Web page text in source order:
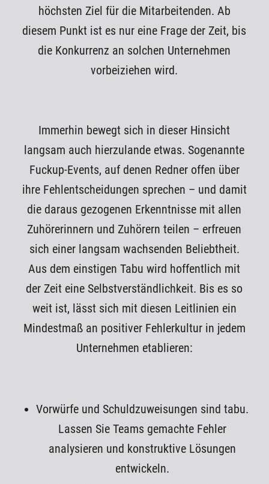
höchsten Ziel für die Mitarbeitenden. Ab
diesem Punkt ist es nur eine Frage der Zeit, bis
die Konkurrenz an solchen Unternehmen
vorbeiziehen wird.
Immerhin bewegt sich in dieser Hinsicht
langsam auch hierzulande etwas. Sogenannte
Fuckup-Events, auf denen Redner offen über
ihre Fehlentscheidungen sprechen – und damit
die daraus gezogenen Erkenntnisse mit allen
Zuhörerinnern und Zuhörern teilen – erfreuen
sich einer langsam wachsenden Beliebtheit.
Aus dem einstigen Tabu wird hoffentlich mit
der Zeit eine Selbstverständlichkeit. Bis es so
weit ist, lässt sich mit diesen Leitlinien ein
Mindestmaß an positiver Fehlerkultur in jedem
Unternehmen etablieren:
Vorwürfe und Schuldzuweisungen sind tabu.
Lassen Sie Teams gemachte Fehler
analysieren und konstruktive Lösungen
entwickeln.